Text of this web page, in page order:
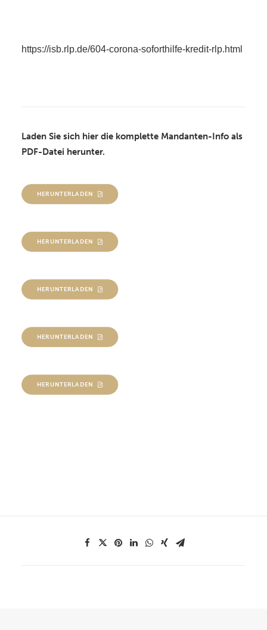
https://isb.rlp.de/604-corona-soforthilfe-kredit-rlp.html
Laden Sie sich hier die komplette Mandanten-Info als
PDF-Datei herunter.
HERUNTERLADEN
HERUNTERLADEN
HERUNTERLADEN
HERUNTERLADEN
HERUNTERLADEN